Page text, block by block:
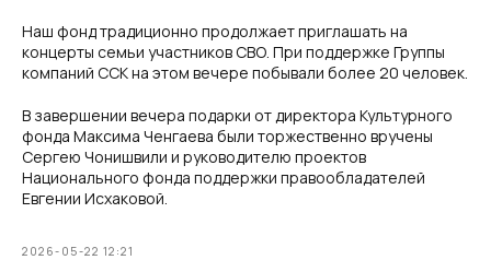
Наш фонд традиционно продолжает приглашать на
концерты семьи участников СВО. При поддержке Группы
компаний ССК на этом вечере побывали более 20 человек.
В завершении вечера подарки от директора Культурного
фонда Максима Ченгаева были торжественно вручены
Сергею Чонишвили и руководителю проектов
Национального фонда поддержки правообладателей
Евгении Исхаковой.
2026-05-22 12:21